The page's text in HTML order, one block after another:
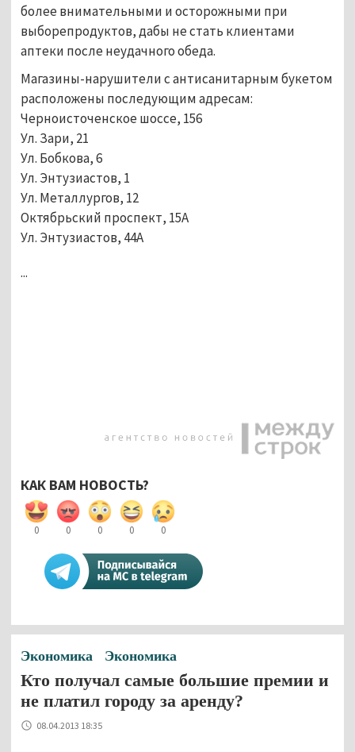
более внимательными и осторожными при
выборепродуктов, дабы не стать клиентами
аптеки после неудачного обеда.
Магазины-нарушители с антисанитарным букетом
расположены последующим адресам:
Черноисточенское шоссе, 156
Ул. Зари, 21
Ул. Бобкова, 6
Ул. Энтузиастов, 1
Ул. Металлургов, 12
Октябрьский проспект, 15А
Ул. Энтузиастов, 44А
...
КАК ВАМ НОВОСТЬ?
0 0 0 0 0
Экономика Экономика
Кто получал самые большие премии и
не платил городу за аренду?
08.04.2013 18:35